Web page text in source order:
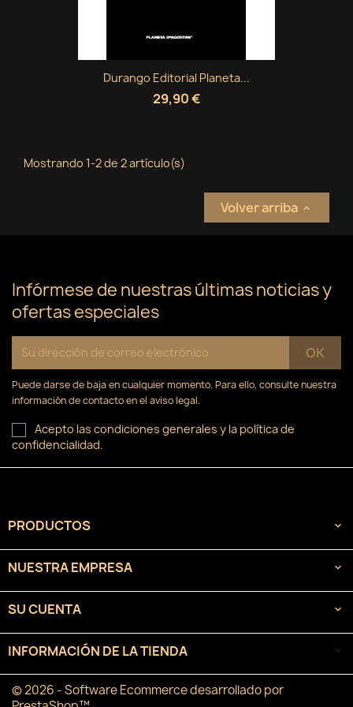
Cancelar
Durango Editorial Planeta...
29,90 €
Mostrando 1-2 de 2 artículo(s)
Volver arriba 
Infórmese de nuestras últimas noticias y
ofertas especiales
Puede darse de baja en cualquier momento. Para ello, consulte nuestra
información de contacto en el aviso legal.
Acepto las condiciones generales y la política de
confidencialidad.
PRODUCTOS 
NUESTRA EMPRESA 
SU CUENTA 
INFORMACIÓN DE LA TIENDA keyboard_arrow_down
© 2026 - Software Ecommerce desarrollado por